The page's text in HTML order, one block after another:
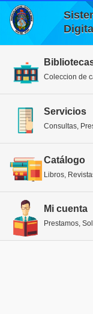
Coleccion de
Servicios
Consultas,
Catálogo
Libros,
Mi cuenta
Prestamos,